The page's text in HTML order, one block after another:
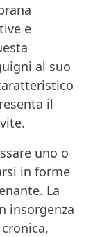
e
al suo
il
uno o
in forme
La
insorgenza